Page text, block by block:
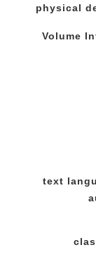
physical
Volume
text